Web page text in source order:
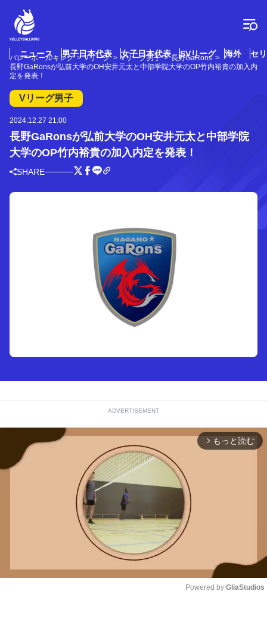
ニュース 男子日本代表 女子日本代表 SVリーグ 海外 セ
バレーボールキング Vリーグ Vリーグ男子
長野GaRons
長野GaRonsが弘前大学のOH安井元太と中部学院大学のOP竹内裕貴の加入内
定を発表！
Vリーグ男子
2024.12.27 21:00
長野GaRonsが弘前大学のOH安井元太と中部学院
大学のOP竹内裕貴の加入内定を発表！
SHARE
ADVERTISEMENT
arrow_forward_ios もっと読む
Powered by GliaStudios